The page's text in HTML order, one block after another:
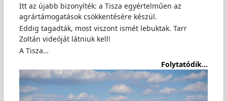
Itt az újabb bizonyíték: a Tisza egyértelműen az
agrártámogatások csökkentésére készül.
Eddig tagadták, most viszont ismét lebuktak. Tarr
Zoltán videóját látniuk kell!
A Tisza…
Folytatódik...